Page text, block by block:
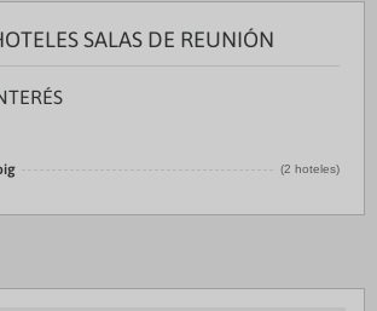
SALAS DE REUNIÓN
(2 hoteles)